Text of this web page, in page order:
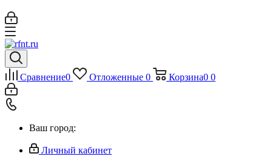
Сравнение0 Отложенные 0 Корзина0 0
Ваш город:
Личный кабинет